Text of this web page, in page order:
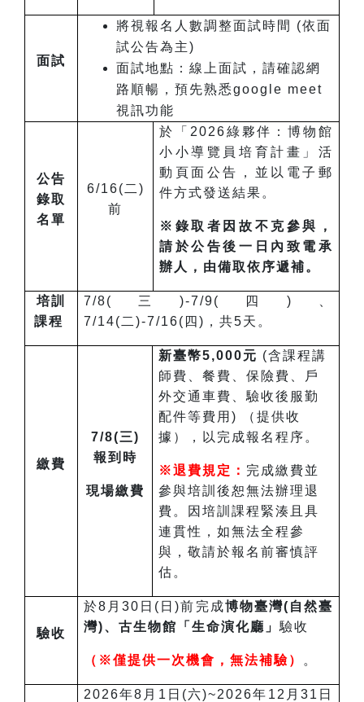
面試
將視報名人數調整面試時間 (依面
試公告為主)
面試地點：線上面試，請確認網
路順暢，預先熟悉google meet
視訊功能
公告
錄取
名單
6/16(二)
前
於「2026綠夥伴：博物館
小小導覽員培育計畫」活
動頁面公告，並以電子郵
件方式發送結果。
※ 錄取者因故不克參與，
請於公告後一日內致電承
辦人，由備取依序遞補。
培訓
課程
7/8(三)-7/9(四)、
7/14(二)-7/16(四)，共5天。
繳費
7/8(三)
報到時
現場繳費
新臺幣5,000元 (含課程講
師費、餐費、保險費、戶
外交通車費、驗收後服勤
配件等費用) （提供收
據），以完成報名程序。
※退費規定： 完成繳費並
參與培訓後恕無法辦理退
費。因培訓課程緊湊且具
連貫性，如無法全程參
與，敬請於報名前審慎評
估。
驗收
於8月30日(日)前完成博物臺灣(自然臺
灣)、古生物館「生命演化廳」 驗收
（※僅提供一次機會，無法補驗） 。
2026年8月1日(六)~2026年12月31日